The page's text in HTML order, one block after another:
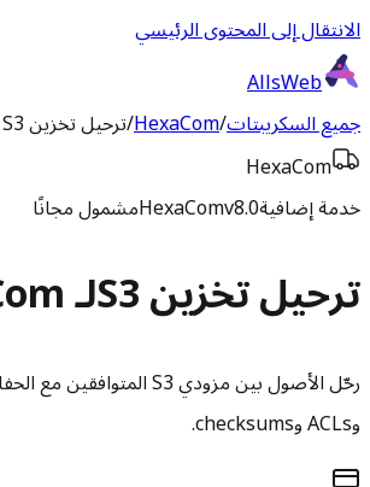
الانتقال إلى المحتوى الرئيسي
AllsWeb
جميع السكريبتات/
HexaCom
/ترحيل تخزين S3
HexaCom
خدمة إضافية
HexaComv8.0 مشمول مجانًا
ترحيل تخزين S3 لـ HexaCom
وACLs وchecksums.